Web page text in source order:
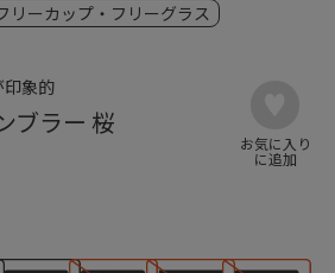
リーカップ・フリーグラス
象的
ブラー 桜